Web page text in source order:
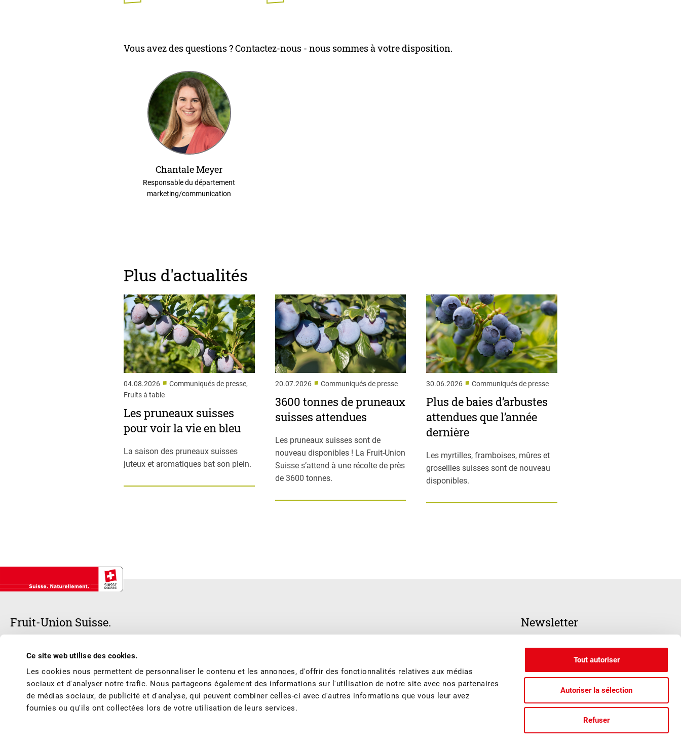
Ce site web utilise des cookies.
Les cookies nous permettent de personnaliser le contenu et les annonces, d'offrir des fonctionnalités relatives aux médias
sociaux et d'analyser notre trafic. Nous partageons également des informations sur l'utilisation de notre site avec nos partenaires
de médias sociaux, de publicité et d'analyse, qui peuvent combiner celles-ci avec d'autres informations que vous leur avez
fournies ou qu'ils ont collectées lors de votre utilisation de leurs services.
Tout autoriser
Autoriser la sélection
Refuser
Vous avez des questions ? Contactez-nous - nous sommes à votre disposition.
Chantale Meyer
Responsable du département
marketing/communication
Plus d'actualités
04.08.2026 ■ Communiqués de presse,
Fruits à table
Les pruneaux suisses
pour voir la vie en bleu
La saison des pruneaux suisses
juteux et aromatiques bat son plein.
20.07.2026 ■ Communiqués de presse
3600 tonnes de pruneaux
suisses attendues
Les pruneaux suisses sont de
nouveau disponibles ! La Fruit-Union
Suisse s’attend à une récolte de près
de 3600 tonnes.
30.06.2026 ■ Communiqués de presse
Plus de baies d’arbustes
attendues que l’année
dernière
Les myrtilles, framboises, mûres et
groseilles suisses sont de nouveau
disponibles.
Fruit-Union Suisse.
de l’année.
Newsletter